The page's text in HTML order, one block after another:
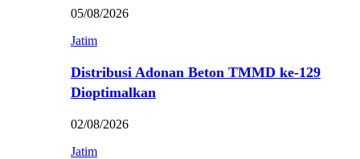
05/08/2026
Jatim
Distribusi Adonan Beton TMMD ke-129
Dioptimalkan
02/08/2026
Jatim